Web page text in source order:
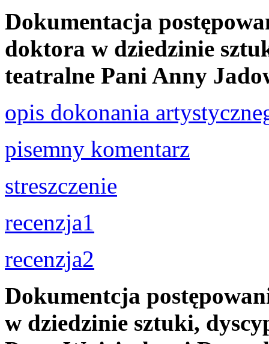
Dokumentacja
doktora w dziedzinie
teatralne Pani Anny
opis dokonania
pisemny komentarz
streszczenie
recenzja1
recenzja2
Dokumentcja
w dziedzinie sztuki,